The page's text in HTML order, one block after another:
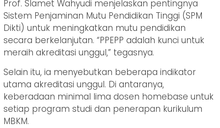
Prof. Slamet Wahyudi menjelaskan pentingnya
Sistem Penjaminan Mutu Pendidikan Tinggi (SPM
Dikti) untuk meningkatkan mutu pendidikan
secara berkelanjutan. “PPEPP adalah kunci untuk
meraih akreditasi unggul,” tegasnya.
Selain itu, ia menyebutkan beberapa indikator
utama akreditasi unggul. Di antaranya,
keberadaan minimal lima dosen homebase untuk
setiap program studi dan penerapan kurikulum
MBKM.